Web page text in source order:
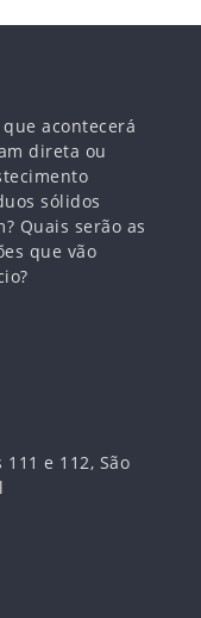
acontecerá
direta ou
sólidos
Quais serão as
que vão
e 112, São